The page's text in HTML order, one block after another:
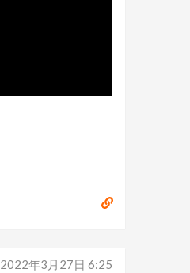
2022年3月27日 6:25